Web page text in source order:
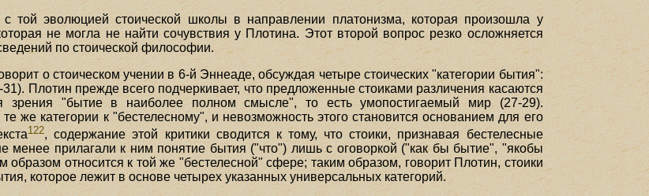
той эволюцией стоической школы в направлении платонизма, которая произошла у
не могла не найти сочувствия у Плотина. Этот второй вопрос резко осложняется
по стоической философии.
о стоическом учении в 6-й Эннеаде, обсуждая четыре стоических "категории бытия":
Плотин прежде всего подчеркивает, что предложенные стоиками различения касаются
зрения "бытие в наиболее полном смысле", то есть умопостигаемый мир (27-29).
же категории к "бестелесному", и невозможность этого становится основанием для его
122, содержание этой критики сводится к тому, что стоики, признавая бестелесные
менее прилагали к ним понятие бытия ("что") лишь с оговоркой ("как бы бытие", "якобы
относится к той же "бестелесной" сфере; таким образом, говорит Плотин, стоики
которое лежит в основе четырех указанных универсальных категорий.